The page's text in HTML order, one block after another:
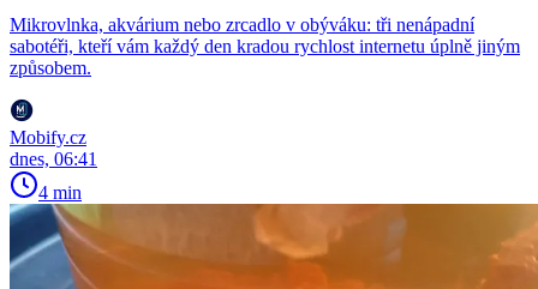
Mikrovlnka, akvárium nebo zrcadlo v obýváku: tři nenápadní
sabotéři, kteří vám každý den kradou rychlost internetu úplně jiným
způsobem.
Mobify.cz
dnes, 06:41
4 min